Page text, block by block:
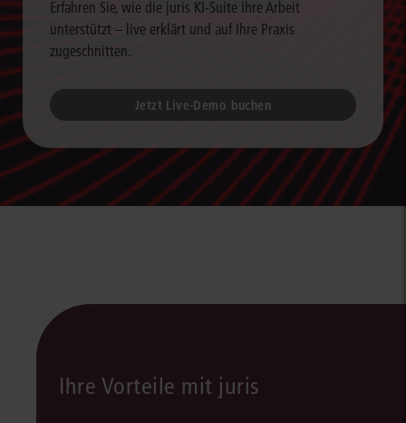
Erfahren Sie, wie die juris KI-Suite Ihre Arbeit
unterstützt – live erklärt und auf Ihre Praxis
zugeschnitten.
Jetzt Live-Demo buchen
Ihre Vorteile mit juris